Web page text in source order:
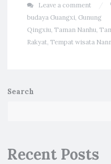
Leave a comment
budaya Guangxi, Gunung
Qingxiu, Taman Nanhu,
Rakyat, Tempat wisata
Search
Recent Posts